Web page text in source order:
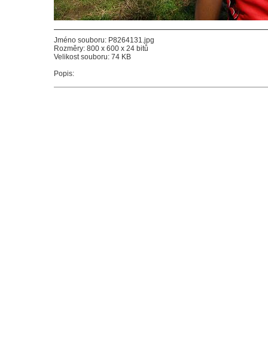
Jméno souboru: P8264131.jpg
Rozměry: 800 x 600 x 24 bitů
Velikost souboru: 74 KB
Popis: